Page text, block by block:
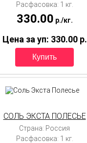
Расфасовка: 1 кг.
330.00 p./кг.
Цена за уп: 330.00 p.
СОЛЬ ЭКСТА ПОЛЕСЬЕ
Страна: Россия
Расфасовка: 1 кг.